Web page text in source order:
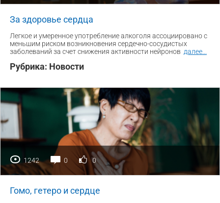
За здоровье сердца
Легкое и умеренное употребление алкоголя ассоциировано с
меньшим риском возникновения сердечно-сосудистых
заболеваний за счет снижения активности нейронов далее
Рубрика: Новости
1242 0 0
Гомо, гетеро и сердце